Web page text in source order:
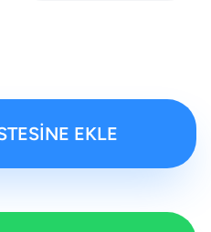
EKLE